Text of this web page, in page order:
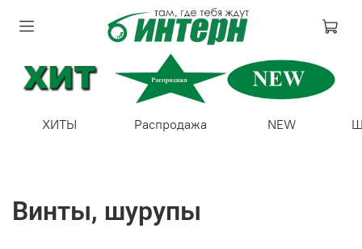
ХИТЫ Распродажа NEW
Винты, шурупы